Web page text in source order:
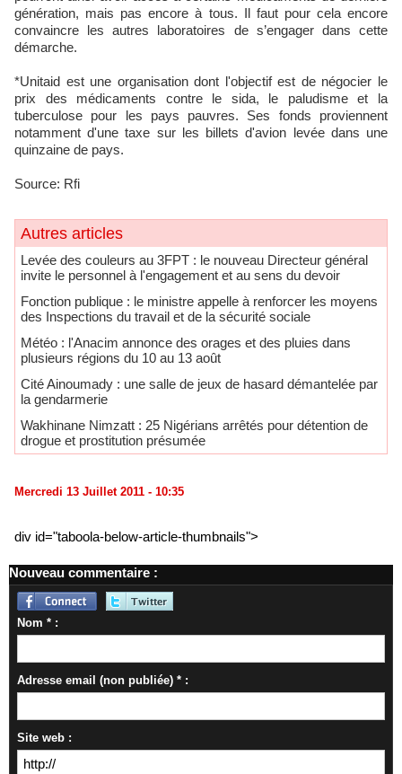
génération, mais pas encore à tous. Il faut pour cela encore
convaincre les autres laboratoires de s’engager dans cette
démarche.
*Unitaid est une organisation dont l'objectif est de négocier le
prix des médicaments contre le sida, le paludisme et la
tuberculose pour les pays pauvres. Ses fonds proviennent
notamment d'une taxe sur les billets d'avion levée dans une
quinzaine de pays.
Source: Rfi
Autres articles
Levée des couleurs au 3FPT : le nouveau Directeur général
invite le personnel à l'engagement et au sens du devoir
Fonction publique : le ministre appelle à renforcer les moyens
des Inspections du travail et de la sécurité sociale
Météo : l'Anacim annonce des orages et des pluies dans
plusieurs régions du 10 au 13 août
Cité Ainoumady : une salle de jeux de hasard démantelée par
la gendarmerie
Wakhinane Nimzatt : 25 Nigérians arrêtés pour détention de
drogue et prostitution présumée
Mercredi 13 Juillet 2011 - 10:35
div id="taboola-below-article-thumbnails">
Nouveau commentaire :
Nom * :
Adresse email (non publiée) * :
Site web :